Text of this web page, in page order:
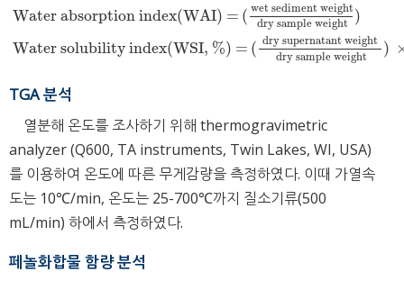
Water absorption index(WAI) = ( wet sediment weight
dry sample weight
)
Water solubility index(WSI, %) = ( dry supernatant weight
dry sample weight
)
wet sediment weightdry sample
TGA 분석
열분해 온도를 조사하기 위해 thermogravimetric
analyzer (Q600, TA instruments, Twin Lakes, WI, USA)
를 이용하여 온도에 따른 무게감량을 측정하였다. 이때 가열속
도는 10℃/min, 온도는 25-700℃까지 질소기류(500
mL/min) 하에서 측정하였다.
페놀화합물 함량 분석